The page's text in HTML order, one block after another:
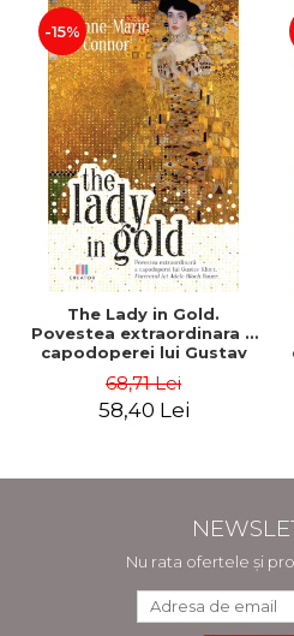
-15%
The Lady in Gold.
Povestea extraordinara a
capodoperei lui Gustav
Klimt. Portretul lui Adele
Bloch-Bauer - Anne-Marie
O’Connor
68,71 Lei
58,40 Lei
Nu rata ofertele și